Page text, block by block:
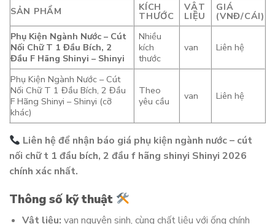
SẢN PHẨM KÍCH
THƯỚC
VẬT
LIỆU
GIÁ
(VNĐ/CÁI)
Phụ Kiện Ngành Nước – Cút
Nối Chữ T 1 Đầu Bích, 2
Đầu F Hãng Shinyi – Shinyi
Nhiều
kích
thước
van Liên hệ
Phụ Kiện Ngành Nước – Cút
Nối Chữ T 1 Đầu Bích, 2 Đầu
F Hãng Shinyi – Shinyi (cỡ
khác)
Theo
yêu cầu
van Liên hệ
Liên hệ để nhận báo giá phụ kiện ngành nước – cút
nối chữ t 1 đầu bích, 2 đầu f hãng shinyi Shinyi 2026
chính xác nhất.
Thông số kỹ thuật
Vật liệu: van nguyên sinh, cùng chất liệu với ống chính